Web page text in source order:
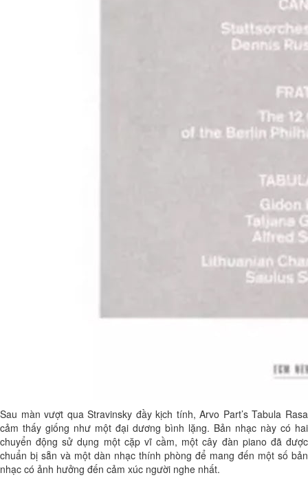
Sau màn vượt qua Stravinsky đầy kịch tính, Arvo Part’s Tabula Rasa
cảm thấy giống như một đại dương bình lặng. Bản nhạc này có hai
chuyển động sử dụng một cặp vĩ cầm, một cây đàn piano đã được
chuẩn bị sẵn và một dàn nhạc thính phòng để mang đến một số bản
nhạc có ảnh hưởng đến cảm xúc người nghe nhất.